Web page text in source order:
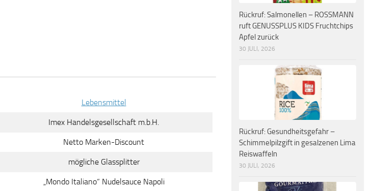
Lebensmittel
Imex Handelsgesellschaft m.b.H.
Netto Marken-Discount
mögliche Glassplitter
„Mondo Italiano“ Nudelsauce Napoli
Rückruf: Salmonellen – ROSSMANN
ruft GENUSSPLUS KIDS Fruchtchips
Apfel zurück
30 JULI, 2026
Rückruf: Gesundheitsgefahr –
Schimmelpilzgift in gesalzenen Lima
Reiswaffeln
30 JULI, 2026